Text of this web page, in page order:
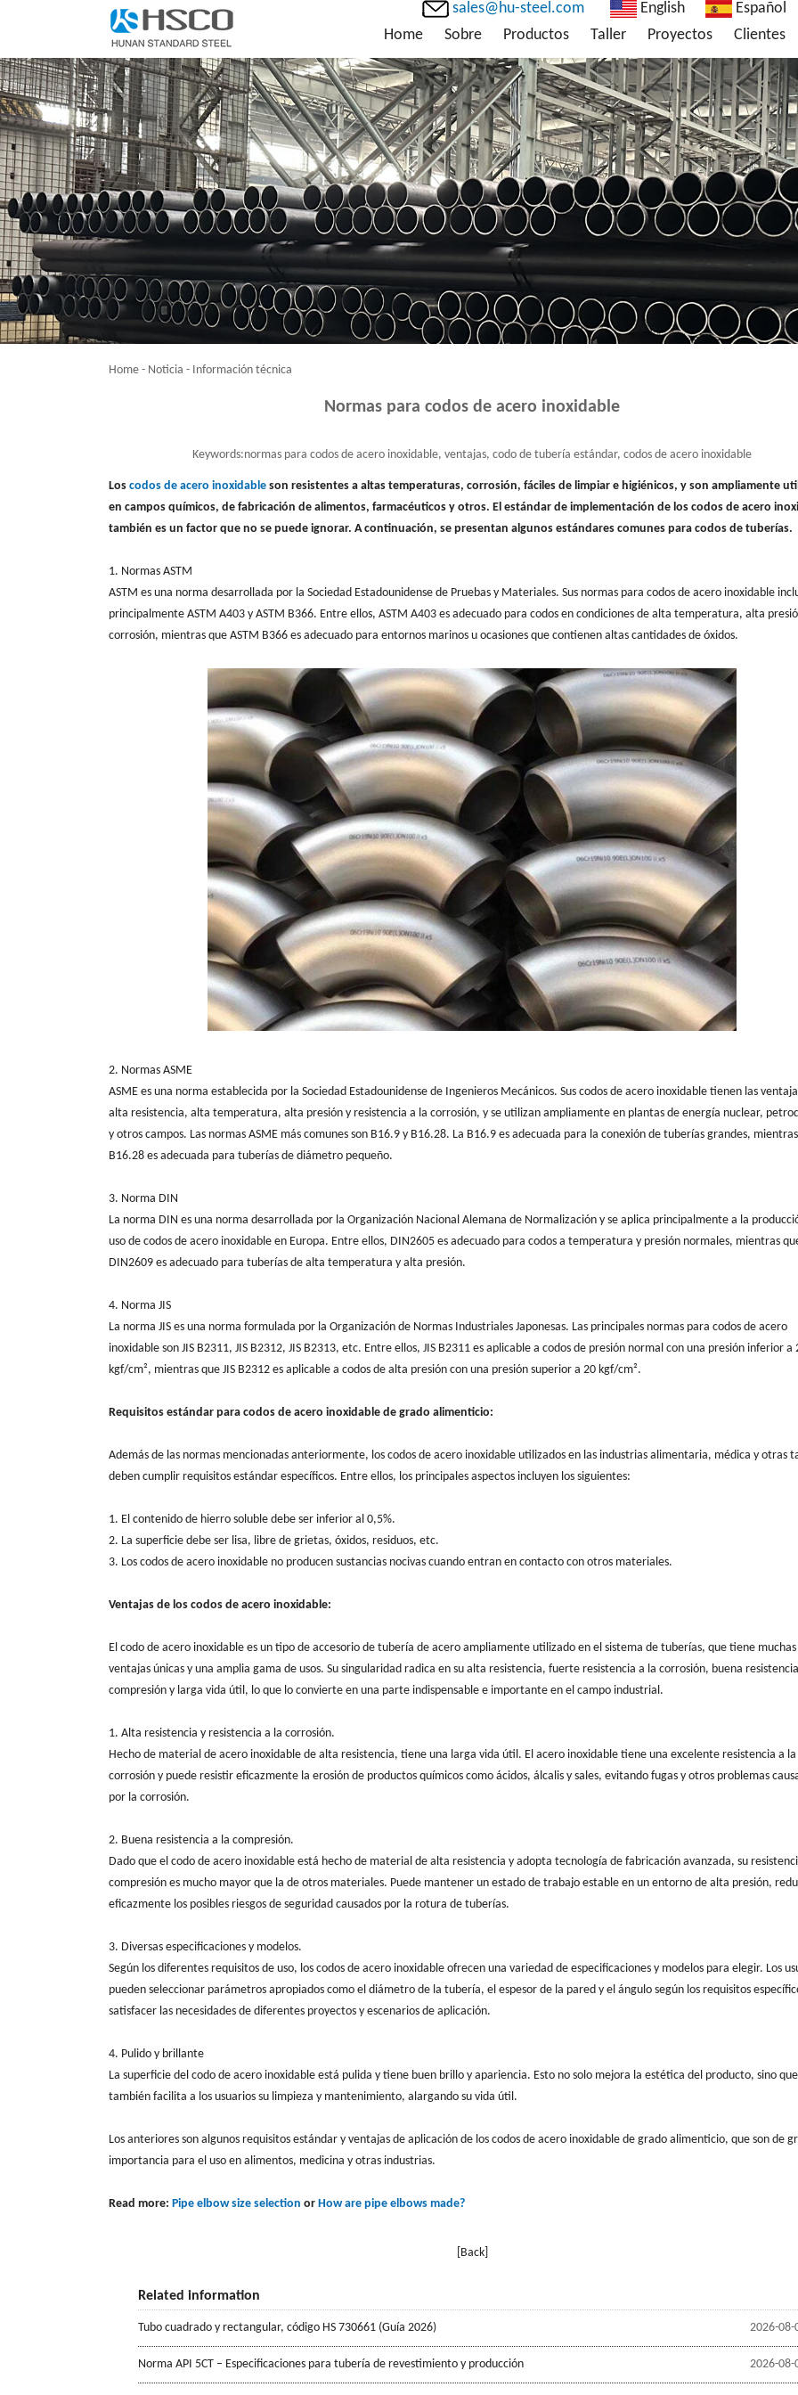
sales@hu-steel.com English Español
Home
Sobre Productos Taller Proyectos Clientes
Home - Noticia - Información técnica
Normas para codos de acero inoxidable
Keywords:normas para codos de acero inoxidable, ventajas, codo de tubería estándar, codos de acero inoxidable
Los codos de acero inoxidable son resistentes a altas temperaturas, corrosión, fáciles de limpiar e higiénicos, y son ampliamente
en campos químicos, de fabricación de alimentos, farmacéuticos y otros. El estándar de implementación de los codos de acero
también es un factor que no se puede ignorar. A continuación, se presentan algunos estándares comunes para codos de tuberías.
1. Normas ASTM
ASTM es una norma desarrollada por la Sociedad Estadounidense de Pruebas y Materiales. Sus normas para codos de acero inoxidable
principalmente ASTM A403 y ASTM B366. Entre ellos, ASTM A403 es adecuado para codos en condiciones de alta temperatura, alta
corrosión, mientras que ASTM B366 es adecuado para entornos marinos u ocasiones que contienen altas cantidades de óxidos.
2. Normas ASME
ASME es una norma establecida por la Sociedad Estadounidense de Ingenieros Mecánicos. Sus codos de acero inoxidable tienen las
alta resistencia, alta temperatura, alta presión y resistencia a la corrosión, y se utilizan ampliamente en plantas de energía nuclear,
y otros campos. Las normas ASME más comunes son B16.9 y B16.28. La B16.9 es adecuada para la conexión de tuberías grandes,
B16.28 es adecuada para tuberías de diámetro pequeño.
3. Norma DIN
La norma DIN es una norma desarrollada por la Organización Nacional Alemana de Normalización y se aplica principalmente a la
uso de codos de acero inoxidable en Europa. Entre ellos, DIN2605 es adecuado para codos a temperatura y presión normales, mientras
DIN2609 es adecuado para tuberías de alta temperatura y alta presión.
4. Norma JIS
La norma JIS es una norma formulada por la Organización de Normas Industriales Japonesas. Las principales normas para codos de acero
inoxidable son JIS B2311, JIS B2312, JIS B2313, etc. Entre ellos, JIS B2311 es aplicable a codos de presión normal con una presión inferior a
kgf/cm², mientras que JIS B2312 es aplicable a codos de alta presión con una presión superior a 20 kgf/cm².
Requisitos estándar para codos de acero inoxidable de grado alimenticio:
Además de las normas mencionadas anteriormente, los codos de acero inoxidable utilizados en las industrias alimentaria, médica y otras
deben cumplir requisitos estándar específicos. Entre ellos, los principales aspectos incluyen los siguientes:
1. El contenido de hierro soluble debe ser inferior al 0,5%.
2. La superficie debe ser lisa, libre de grietas, óxidos, residuos, etc.
3. Los codos de acero inoxidable no producen sustancias nocivas cuando entran en contacto con otros materiales.
Ventajas de los codos de acero inoxidable:
El codo de acero inoxidable es un tipo de accesorio de tubería de acero ampliamente utilizado en el sistema de tuberías, que tiene muchas
ventajas únicas y una amplia gama de usos. Su singularidad radica en su alta resistencia, fuerte resistencia a la corrosión, buena
compresión y larga vida útil, lo que lo convierte en una parte indispensable e importante en el campo industrial.
1. Alta resistencia y resistencia a la corrosión.
Hecho de material de acero inoxidable de alta resistencia, tiene una larga vida útil. El acero inoxidable tiene una excelente resistencia a la
corrosión y puede resistir eficazmente la erosión de productos químicos como ácidos, álcalis y sales, evitando fugas y otros problemas
por la corrosión.
2. Buena resistencia a la compresión.
Dado que el codo de acero inoxidable está hecho de material de alta resistencia y adopta tecnología de fabricación avanzada, su
compresión es mucho mayor que la de otros materiales. Puede mantener un estado de trabajo estable en un entorno de alta presión,
eficazmente los posibles riesgos de seguridad causados por la rotura de tuberías.
3. Diversas especificaciones y modelos.
Según los diferentes requisitos de uso, los codos de acero inoxidable ofrecen una variedad de especificaciones y modelos para elegir. Los
pueden seleccionar parámetros apropiados como el diámetro de la tubería, el espesor de la pared y el ángulo según los requisitos
satisfacer las necesidades de diferentes proyectos y escenarios de aplicación.
4. Pulido y brillante
La superficie del codo de acero inoxidable está pulida y tiene buen brillo y apariencia. Esto no solo mejora la estética del producto, sino que
también facilita a los usuarios su limpieza y mantenimiento, alargando su vida útil.
Los anteriores son algunos requisitos estándar y ventajas de aplicación de los codos de acero inoxidable de grado alimenticio, que son de
importancia para el uso en alimentos, medicina y otras industrias.
Read more: Pipe elbow size selection or How are pipe elbows made?
[Back]
Related information
2026-08-
Tubo cuadrado y rectangular, código HS 730661 (Guía 2026)
2026-08-
Norma API 5CT – Especificaciones para tubería de revestimiento y producción